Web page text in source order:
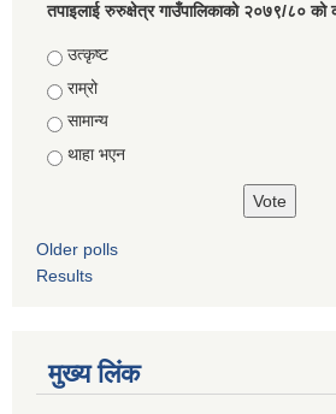
तपाइलाई रुरुक्षेत्र गाउँपालिकाको २०७९/८० को
Choices
उत्कृष्ट
राम्रो
सामान्य
थाहा भएन
Older polls
Results
मुख्य लिंक